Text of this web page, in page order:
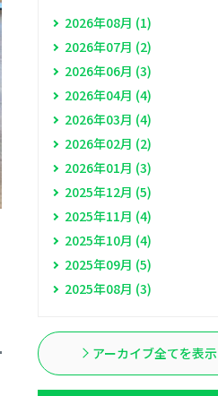
2026年08月 (1)
2026年07月 (2)
2026年06月 (3)
2026年04月 (4)
2026年03月 (4)
2026年02月 (2)
2026年01月 (3)
2025年12月 (5)
2025年11月 (4)
2025年10月 (4)
2025年09月 (5)
2025年08月 (3)
アーカイブ全てを表示